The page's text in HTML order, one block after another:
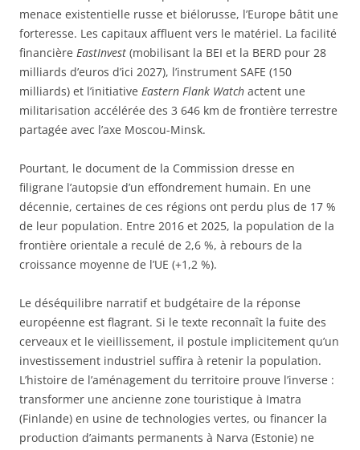
menace existentielle russe et biélorusse, l’Europe bâtit une
forteresse. Les capitaux affluent vers le matériel. La facilité
financière EastInvest (mobilisant la BEI et la BERD pour 28
milliards d’euros d’ici 2027), l’instrument SAFE (150
milliards) et l’initiative Eastern Flank Watch actent une
militarisation accélérée des 3 646 km de frontière terrestre
partagée avec l’axe Moscou-Minsk.
Pourtant, le document de la Commission dresse en
filigrane l’autopsie d’un effondrement humain. En une
décennie, certaines de ces régions ont perdu plus de 17 %
de leur population. Entre 2016 et 2025, la population de la
frontière orientale a reculé de 2,6 %, à rebours de la
croissance moyenne de l’UE (+1,2 %).
Le déséquilibre narratif et budgétaire de la réponse
européenne est flagrant. Si le texte reconnaît la fuite des
cerveaux et le vieillissement, il postule implicitement qu’un
investissement industriel suffira à retenir la population.
L’histoire de l’aménagement du territoire prouve l’inverse :
transformer une ancienne zone touristique à Imatra
(Finlande) en usine de technologies vertes, ou financer la
production d’aimants permanents à Narva (Estonie) ne